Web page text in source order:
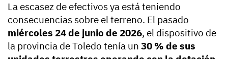
La escasez de efectivos ya está teniendo
consecuencias sobre el terreno. El pasado
miércoles 24 de junio de 2026, el dispositivo de
la provincia de Toledo tenía un 30 % de sus